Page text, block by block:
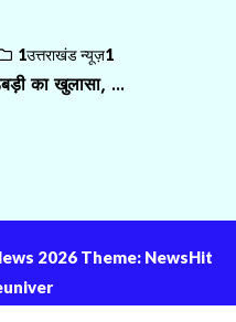
1उत्तराखंड न्यूज़1
का खुलासा, ...
2026 Theme: NewsHit